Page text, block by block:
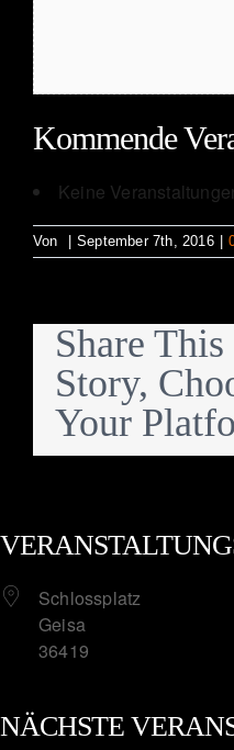
Kommende
Keine
Von September 7th, 2016
Share This
Story,
Your
Schlossplatz
Geisa
36419
NÄCHSTE